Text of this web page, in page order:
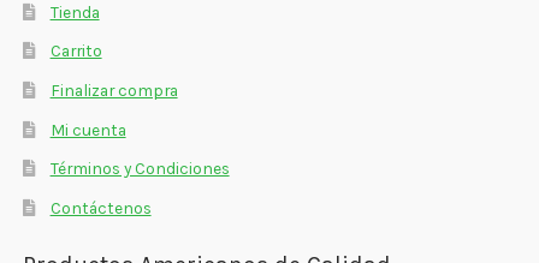
Tienda
Carrito
Finalizar compra
Mi cuenta
Términos y Condiciones
Contáctenos